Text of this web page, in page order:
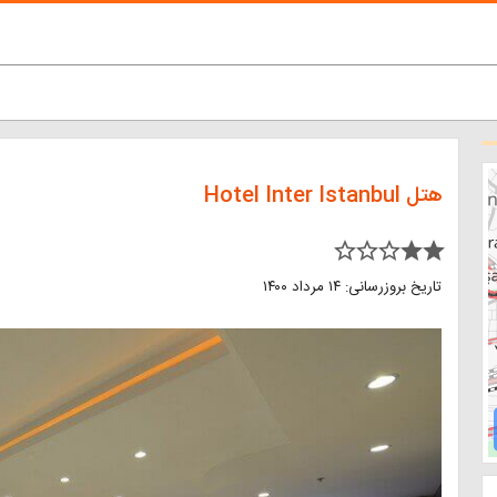
هتل Hotel Inter Istanbul
star_border star_border star_border star star
تاریخ بروزرسانی: ۱۴ مرداد ۱۴۰۰